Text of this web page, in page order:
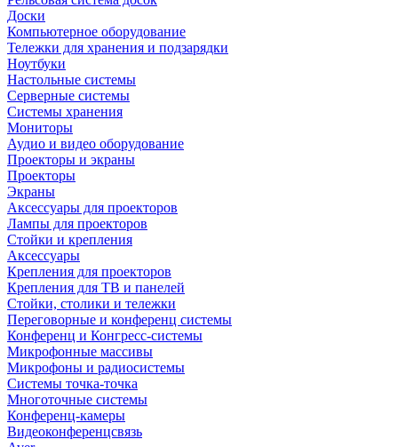
Доски
Компьютерное оборудование
Тележки для хранения и подзарядки
Ноутбуки
Настольные системы
Серверные системы
Системы хранения
Мониторы
Аудио и видео оборудование
Проекторы и экраны
Проекторы
Экраны
Аксессуары для проекторов
Лампы для проекторов
Стойки и крепления
Аксессуары
Крепления для проекторов
Крепления для ТВ и панелей
Стойки, столики и тележки
Переговорные и конференц системы
Конференц и Конгресс-системы
Микрофонные массивы
Микрофоны и радиосистемы
Системы точка-точка
Многоточные системы
Конференц-камеры
Видеоконференцсвязь